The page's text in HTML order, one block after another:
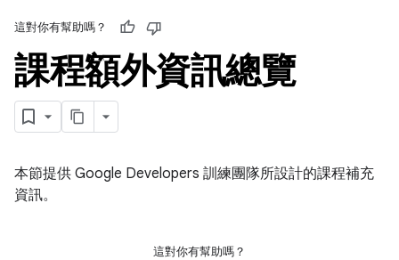
這對你有幫助嗎？
課程額外資訊總覽
本節提供 Google Developers 訓練團隊所設計的課程補充
資訊。
這對你有幫助嗎？